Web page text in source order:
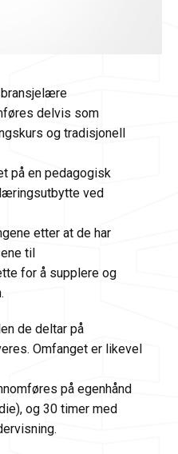
bransjelære
delvis som
og tradisjonell
på en pedagogisk
ved
etter at de har
til
for å supplere og
de deltar på
Omfanget er likevel
på egenhånd
og 30 timer med